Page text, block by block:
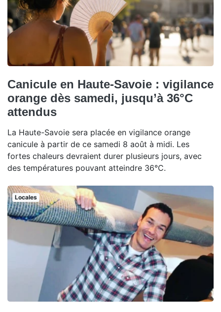
Canicule en Haute-Savoie : vigilance
orange dès samedi, jusqu’à 36°C
attendus
La Haute-Savoie sera placée en vigilance orange
canicule à partir de ce samedi 8 août à midi. Les
fortes chaleurs devraient durer plusieurs jours, avec
des températures pouvant atteindre 36°C.
Locales